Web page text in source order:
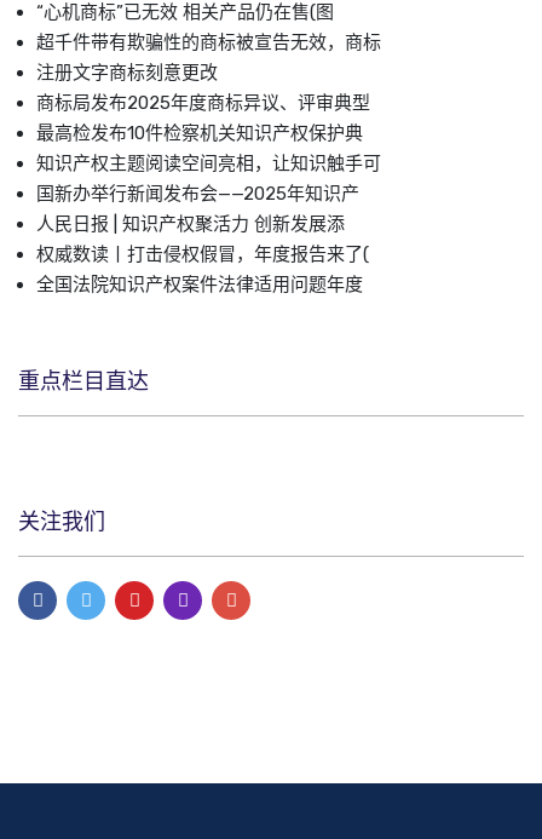
“心机商标”已无效 相关产品仍在售(图
超千件带有欺骗性的商标被宣告无效，商标
注册文字商标刻意更改
商标局发布2025年度商标异议、评审典型
最高检发布10件检察机关知识产权保护典
知识产权主题阅读空间亮相，让知识触手可
国新办举行新闻发布会——2025年知识产
人民日报 | 知识产权聚活力 创新发展添
权威数读丨打击侵权假冒，年度报告来了(
全国法院知识产权案件法律适用问题年度
重点栏目直达
关注我们